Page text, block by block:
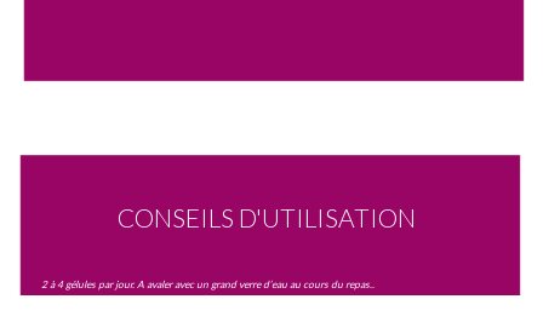
CONSEILS D'UTILISATION
2 à 4 gélules par jour. A avaler avec un grand verre d’eau au cours du repas..